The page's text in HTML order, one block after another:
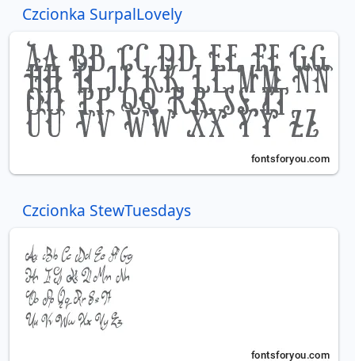
Czcionka SurpalLovely
Czcionka StewTuesdays